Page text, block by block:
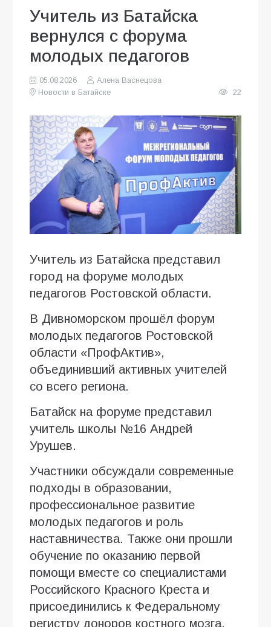
Учитель из Батайска
вернулся с форума
молодых педагогов
05.08.2026
Алена Васнецова
Новости в Батайске
22
Учитель из Батайска представил
город на форуме молодых
педагогов Ростовской области.
В Дивноморском прошёл форум
молодых педагогов Ростовской
области «ПрофАктив»,
объединивший активных учителей
со всего региона.
Батайск на форуме представил
учитель школы №16 Андрей
Урушев.
Участники обсуждали современные
подходы в образовании,
профессиональное развитие
молодых педагогов и роль
наставничества. Также они прошли
обучение по оказанию первой
помощи вместе со специалистами
Российского Красного Креста и
присоединились к Федеральному
регистру доноров костного мозга.